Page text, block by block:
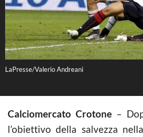
LaPresse/Valerio Andreani
Calciomercato Crotone –
l’obiettivo della salvezza